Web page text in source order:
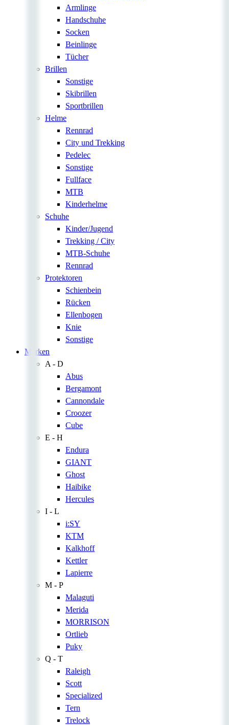
Armlinge
Handschuhe
Socken
Beinlinge
Tücher
Brillen
Sonstige
Skibrillen
Sportbrillen
Helme
Rennrad
City und Trekking
Pedelec
Sonstige
Fullface
MTB
Kinderhelme
Schuhe
Kinder/Jugend
Trekking / City
MTB-Schuhe
Rennrad
Protektoren
Schienbein
Rücken
Ellenbogen
Knie
Sonstige
Marken
A - D
Abus
Bergamont
Cannondale
Croozer
Cube
E - H
Endura
GIANT
Ghost
Haibike
Hercules
I - L
i:SY
KTM
Kalkhoff
Kettler
Lapierre
M - P
Malaguti
Merida
MORRISON
Ortlieb
Puky
Q - T
Raleigh
Scott
Specialized
Tern
Trelock